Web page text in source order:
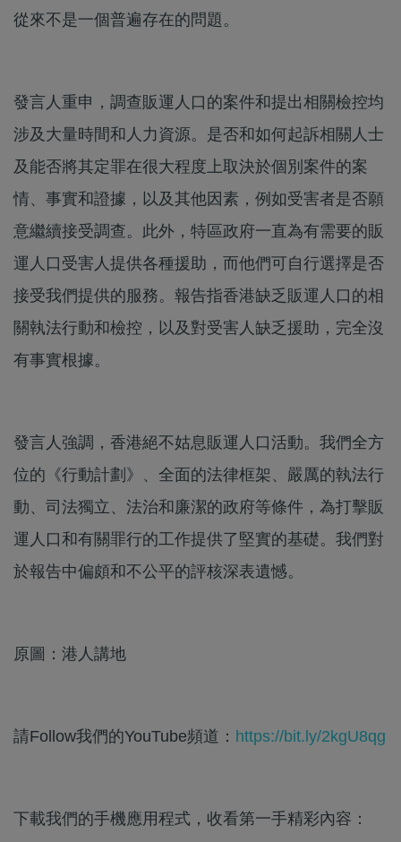
從來不是一個普遍存在的問題。
發言人重申，調查販運人口的案件和提出相關檢控均
涉及大量時間和人力資源。是否和如何起訴相關人士
及能否將其定罪在很大程度上取決於個別案件的案
情、事實和證據，以及其他因素，例如受害者是否願
意繼續接受調查。此外，特區政府一直為有需要的販
運人口受害人提供各種援助，而他們可自行選擇是否
接受我們提供的服務。報告指香港缺乏販運人口的相
關執法行動和檢控，以及對受害人缺乏援助，完全沒
有事實根據。
發言人強調，香港絕不姑息販運人口活動。我們全方
位的《行動計劃》、全面的法律框架、嚴厲的執法行
動、司法獨立、法治和廉潔的政府等條件，為打擊販
運人口和有關罪行的工作提供了堅實的基礎。我們對
於報告中偏頗和不公平的評核深表遺憾。
原圖：港人講地
請Follow我們的YouTube頻道： https://bit.ly/2kgU8qg
下載我們的手機應用程式，收看第一手精彩內容：